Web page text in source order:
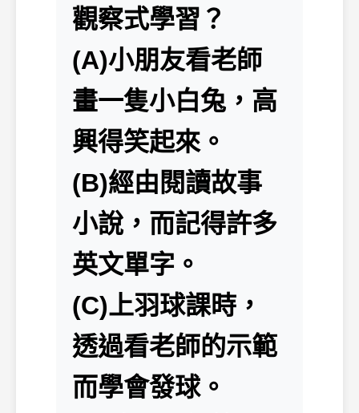
觀察式學習？
(A)小朋友看老師
畫一隻小白兔，高
興得笑起來。
(B)經由閱讀故事
小說，而記得許多
英文單字。
(C)上羽球課時，
透過看老師的示範
而學會發球。